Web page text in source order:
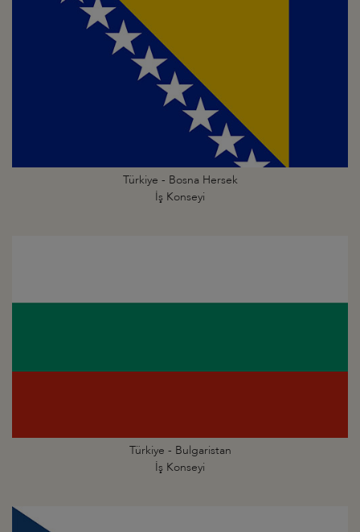
Türkiye - Bosna Hersek
İş Konseyi
Türkiye - Bulgaristan
İş Konseyi